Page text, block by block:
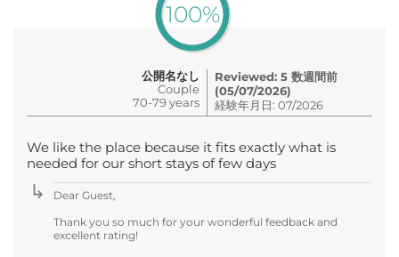
100%
公開名なし
Couple
70-79 years
Reviewed: 5 数週間前
(05/07/2026)
経験年月日: 07/2026
We like the place because it fits exactly what is
needed for our short stays of few days
Dear Guest,
Thank you so much for your wonderful feedback and
excellent rating!